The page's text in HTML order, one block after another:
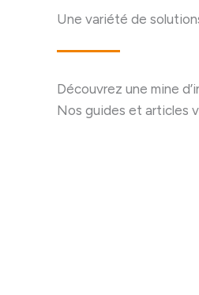
Une variété de
Découvrez une mine
Nos guides et articles